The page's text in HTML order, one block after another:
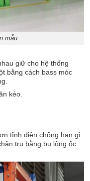
mẫu
giữ cho hệ thống
bằng cách bass móc
kéo.
tĩnh điện chống han gỉ.
trụ bằng bu lông ốc